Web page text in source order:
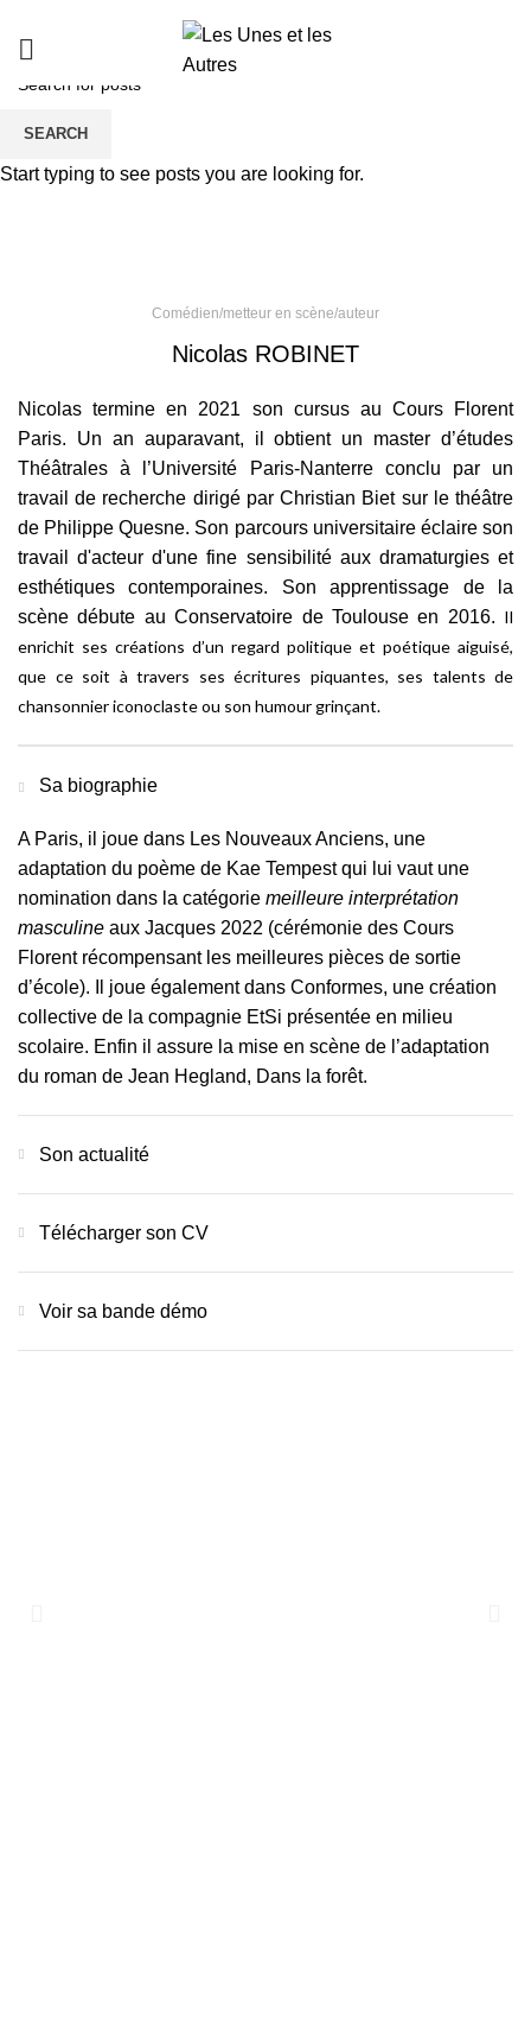
Comédien/metteur en scène/auteur
Nicolas ROBINET
Nicolas termine en 2021 son cursus au Cours Florent
Paris. Un an auparavant, il obtient un master d’études
Théâtrales à l’Université Paris-Nanterre conclu par un
travail de recherche dirigé par Christian Biet sur le théâtre
de Philippe Quesne. Son parcours universitaire éclaire son
travail d'acteur d'une fine sensibilité aux dramaturgies et
esthétiques contemporaines. Son apprentissage de la
scène débute au Conservatoire de Toulouse en 2016. Il
enrichit ses créations d’un regard politique et poétique aiguisé,
que ce soit à travers ses écritures piquantes, ses talents de
chansonnier iconoclaste ou son humour grinçant.
Sa biographie
A Paris, il joue dans Les Nouveaux Anciens, une
adaptation du poème de Kae Tempest qui lui vaut une
nomination dans la catégorie meilleure interprétation
masculine aux Jacques 2022 (cérémonie des Cours
Florent récompensant les meilleures pièces de sortie
d’école). Il joue également dans Conformes, une création
collective de la compagnie EtSi présentée en milieu
scolaire. Enfin il assure la mise en scène de l’adaptation
du roman de Jean Hegland, Dans la forêt.
Son actualité
Télécharger son CV
Voir sa bande démo
SEARCH
Start typing to see posts you are looking for.